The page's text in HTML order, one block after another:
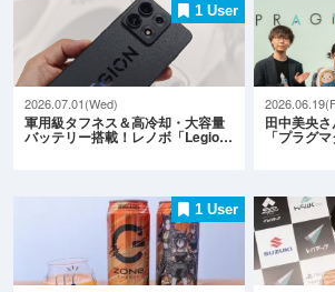
1 User
2026.07.01(Wed)
軍用級タフネス＆高冷却・大容量
バッテリー搭載！レノボ「Legio…
田中美央
「プラグ
1 User